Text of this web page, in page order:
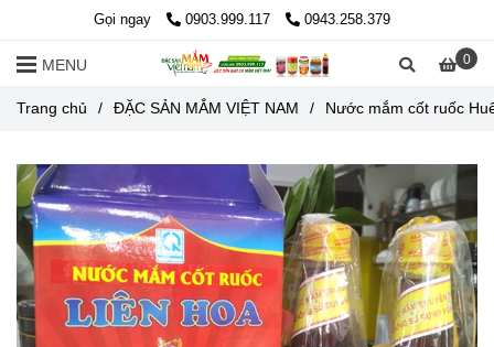
Gọi ngay 0903.999.117 0943.258.379
0
MENU
Trang chủ / ĐẶC SẢN MẮM VIỆT NAM / Nước mắm cốt ruốc